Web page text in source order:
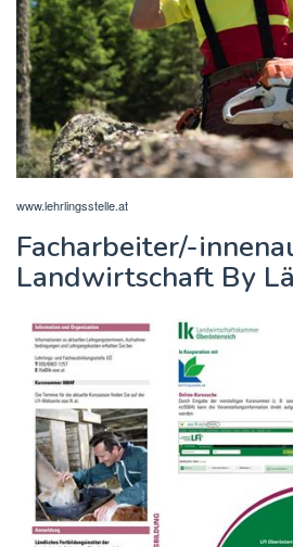
www.lehrlingsstelle.at
Facharbeiter/-
Landwirtschaft By